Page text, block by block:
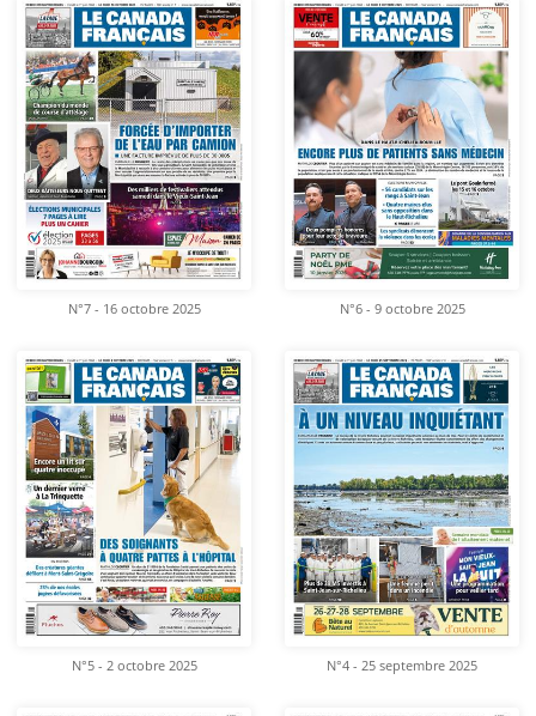
N°7 - 16 octobre 2025 N°6 - 9 octobre 2025
N°5 - 2 octobre 2025 N°4 - 25 septembre 2025